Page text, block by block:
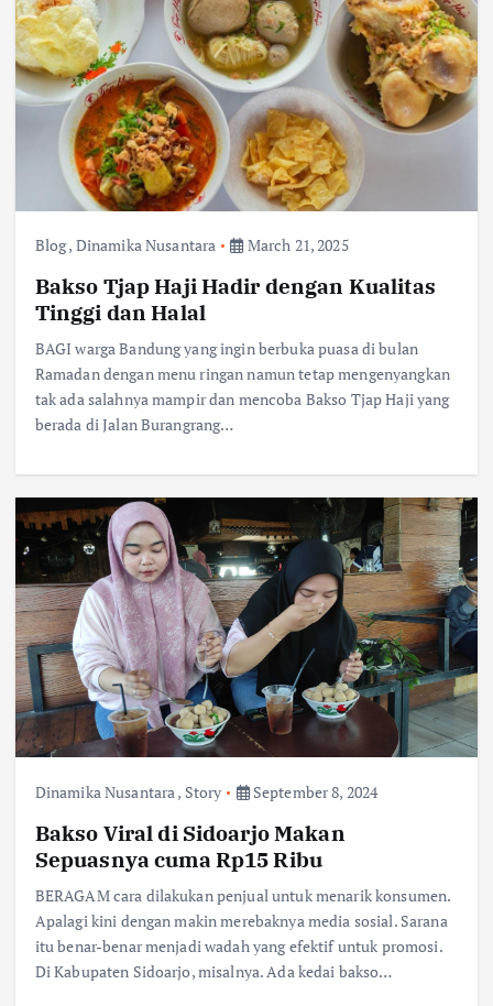
Blog, Dinamika Nusantara March 21, 2025
Bakso Tjap Haji Hadir dengan Kualitas
Tinggi dan Halal
BAGI warga Bandung yang ingin berbuka puasa di bulan
Ramadan dengan menu ringan namun tetap mengenyangkan
tak ada salahnya mampir dan mencoba Bakso Tjap Haji yang
berada di Jalan Burangrang…
Dinamika Nusantara , Story September 8, 2024
Bakso Viral di Sidoarjo Makan
Sepuasnya cuma Rp15 Ribu
BERAGAM cara dilakukan penjual untuk menarik konsumen.
Apalagi kini dengan makin merebaknya media sosial. Sarana
itu benar-benar menjadi wadah yang efektif untuk promosi.
Di Kabupaten Sidoarjo, misalnya. Ada kedai bakso…